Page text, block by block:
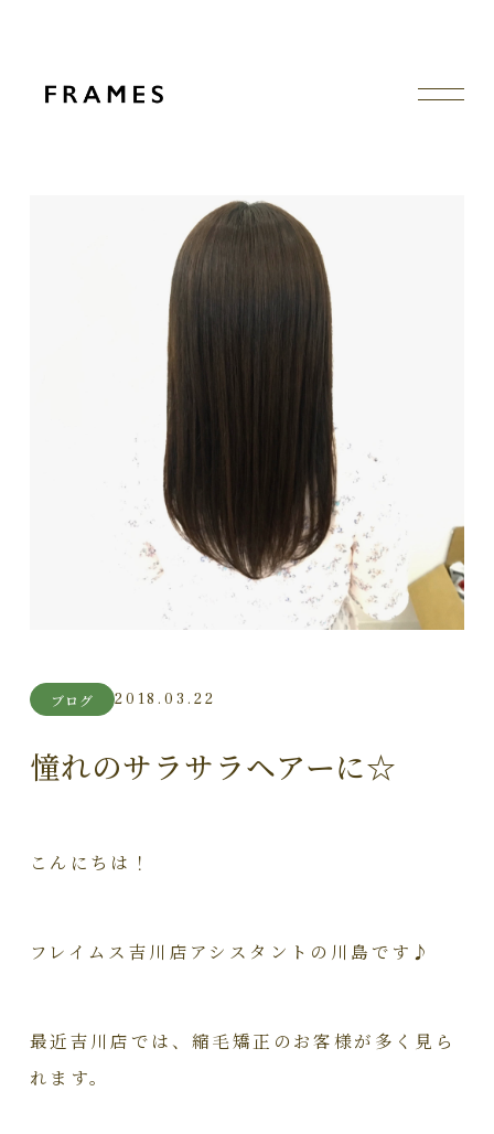
ブログ 2018.03.22
憧れのサラサラヘアーに☆
こんにちは！
フレイムス吉川店アシスタントの川島です♪
最近吉川店では、縮毛矯正のお客様が多く見ら
れます。